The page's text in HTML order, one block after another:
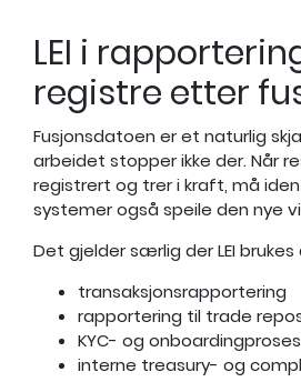
LEI i
registre etter
Fusjonsdatoen er et naturlig
arbeidet stopper ikke der. Når
registrert og trer i kraft, må
systemer også speile den nye
Det gjelder særlig der LEI brukes
transaksjonsrapportering
rapportering til trade
KYC- og
interne treasury- og